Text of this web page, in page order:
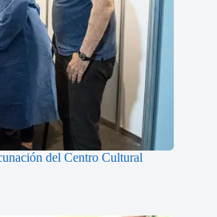
del Centro Cultural